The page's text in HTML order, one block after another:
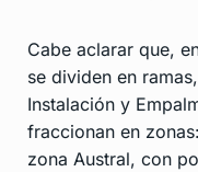
Cabe aclarar que,
se dividen en
Instalación y
fraccionan en
zona Austral, con